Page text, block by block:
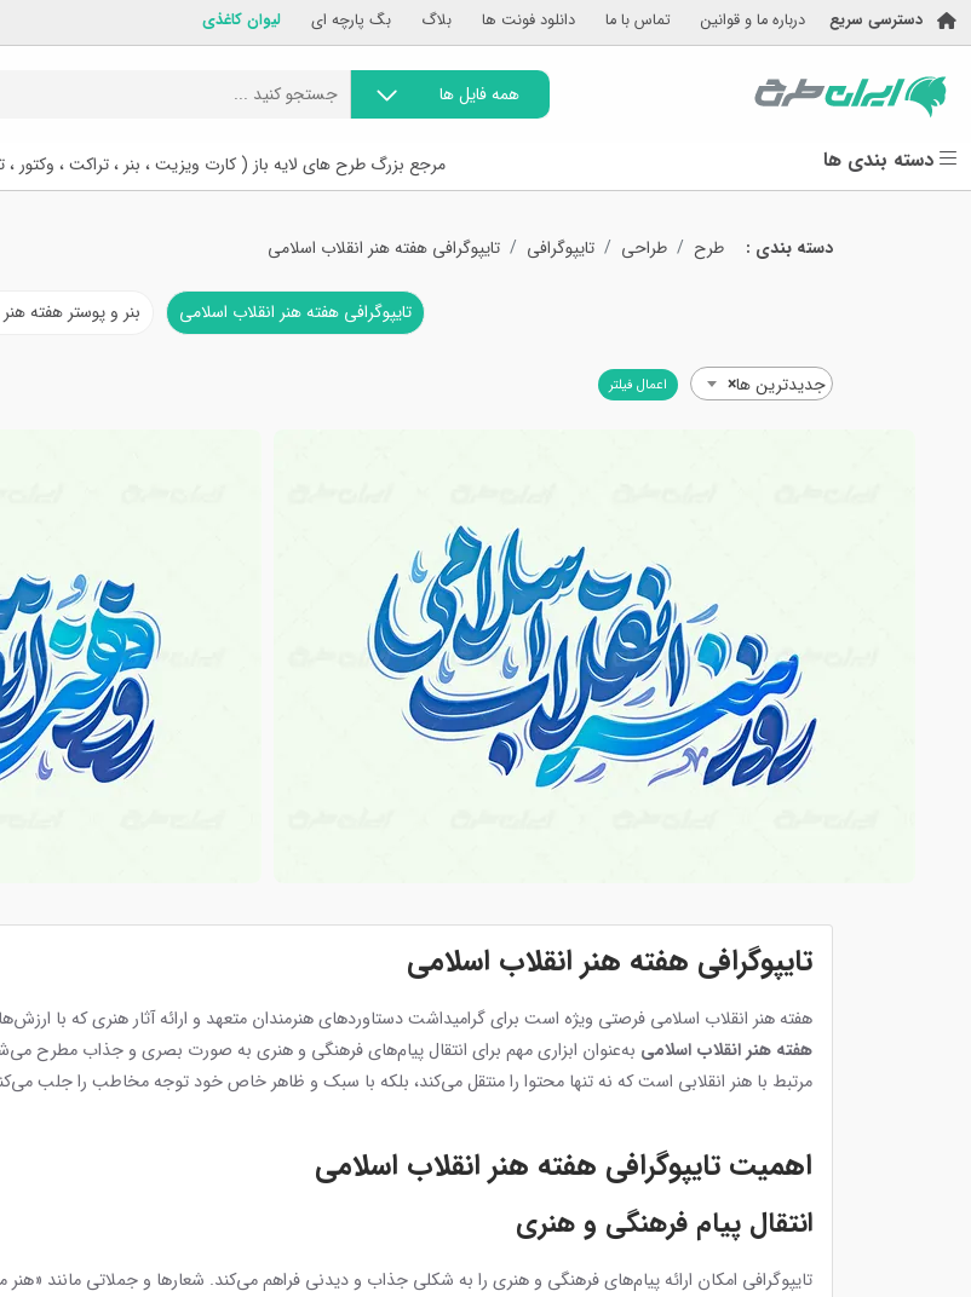
دسترسی سریع درباره ما و قوانین تماس با ما دانلود فونت ها بلاگ بگ پارچه ای لیوان کاغذی
همه فایل ها
دسته بندی ها مرجع بزرگ طرح های لایه باز ( کارت ویزیت ، بنر ، تراکت ، وکتور
دسته بندی : طرح طراحی تایپوگرافی تایپوگرافی هفته هنر انقلاب اسلامی
تایپوگرافی هفته هنر انقلاب اسلامی بنر و پوستر هفته
×جدیدترین ها اعمال فیلتر
تایپوگرافی هفته هنر انقلاب اسلامی
هفته هنر انقلاب اسلامی فرصتی ویژه است برای گرامیداشت دستاوردهای هنرمندان متعهد و ارائه آثار هنری که با
هفته هنر انقلاب اسلامی به‌عنوان ابزاری مهم برای انتقال پیام‌های فرهنگی و هنری به صورت بصری و جذاب مطرح
مرتبط با هنر انقلابی است که نه تنها محتوا را منتقل می‌کند، بلکه با سبک و ظاهر خاص خود توجه مخاطب را جلب می‌کند
اهمیت تایپوگرافی هفته هنر انقلاب اسلامی
انتقال پیام فرهنگی و هنری
تایپوگرافی امکان ارائه پیام‌های فرهنگی و هنری را به شکلی جذاب و دیدنی فراهم می‌کند. شعارها و جملاتی مانند «هنر